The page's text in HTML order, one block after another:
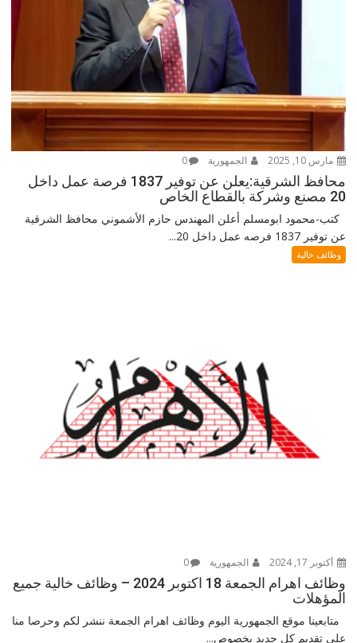
مارس 10, 2025 الجمهورية 0
محافظ الشرقية:يعلن عن توفير 1837 فرصة عمل داخل
20 مصنع وشركة بالقطاع الخاص
كتب-محمود ابومسلم أعلن المهندس حازم الأشموني محافظ الشرقية
عن توفير 1837 فرصه عمل داخل 20...
وظائف خالية
أكتوبر 17, 2024 الجمهورية 0
وظائف اهرام الجمعة 18 اكتوبر 2024 – وظائف خالية جميع
المؤهلات
متابعينا موقع الجمهورية اليوم وظائف اهرام الجمعة ننشر لكم وحرصا منا
على تقديم كل جديد بخصوص...